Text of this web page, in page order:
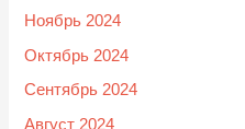
Ноябрь 2024
Октябрь 2024
Сентябрь 2024
Август 2024